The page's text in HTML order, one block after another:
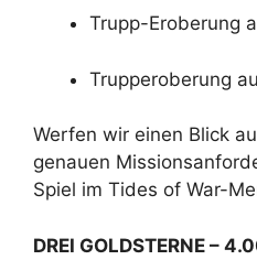
Trupp-Eroberung
Trupperoberung
Werfen wir einen Blick
genauen
Spiel im Tides of War-
DREI GOLDSTERNE –